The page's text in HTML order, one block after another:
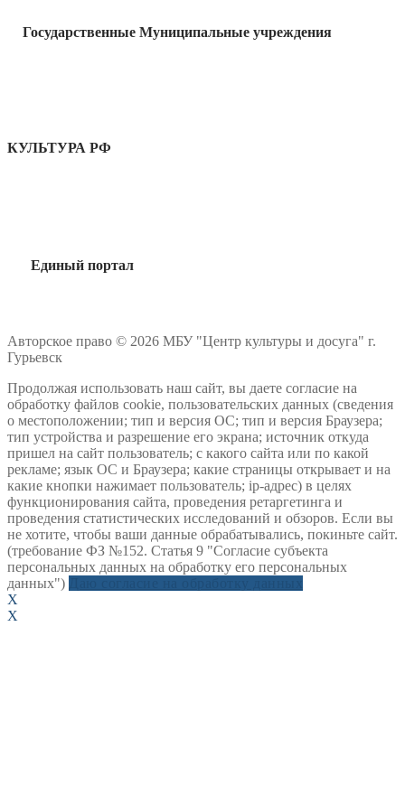
Государственные Муниципальные учреждения
КУЛЬТУРА РФ
Единый портал
Авторское право © 2026 МБУ "Центр культуры и досуга" г.
Гурьевск
Продолжая использовать наш сайт, вы даете согласие на
обработку файлов cookie, пользовательских данных (сведения
о местоположении; тип и версия ОС; тип и версия Браузера;
тип устройства и разрешение его экрана; источник откуда
пришел на сайт пользователь; с какого сайта или по какой
рекламе; язык ОС и Браузера; какие страницы открывает и на
какие кнопки нажимает пользователь; ip-адрес) в целях
функционирования сайта, проведения ретаргетинга и
проведения статистических исследований и обзоров. Если вы
не хотите, чтобы ваши данные обрабатывались, покиньте сайт.
(требование ФЗ №152. Статья 9 "Согласие субъекта
персональных данных на обработку его персональных
данных")
X
X